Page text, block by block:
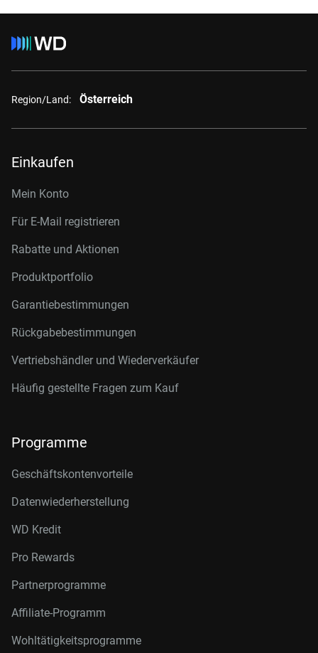
Region/Land: Österreich
Einkaufen
Mein Konto
Für E-Mail registrieren
Rabatte und Aktionen
Produktportfolio
Garantiebestimmungen
Rückgabebestimmungen
Vertriebshändler und Wiederverkäufer
Häufig gestellte Fragen zum Kauf
Programme
Geschäftskontenvorteile
Datenwiederherstellung
WD Kredit
Pro Rewards
Partnerprogramme
Affiliate-Programm
Wohltätigkeitsprogramme